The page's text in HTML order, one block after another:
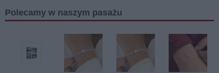
Polecamy w naszym pasażu